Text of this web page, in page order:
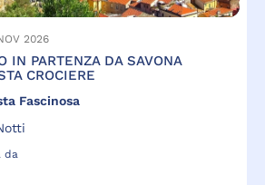
2026
IN PARTENZA DA SAVONA
CROCIERE
Fascinosa
da